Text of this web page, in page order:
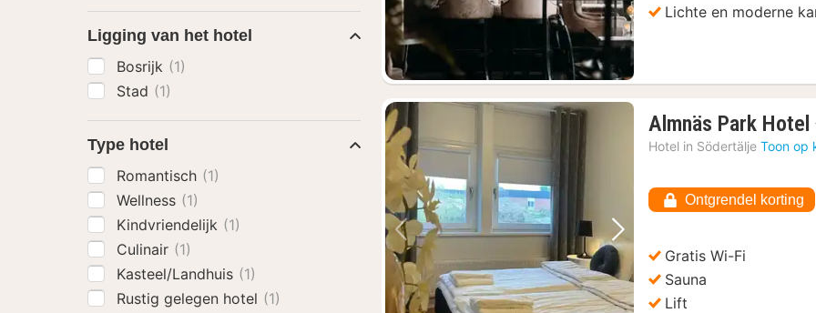
Lichte en moderne
Vorige foto Volgende foto
Almnäs Park Hotel
€
Hotel in Södertälje Toon op
Ontgrendel korting
Gratis Wi-Fi
Sauna
Lift
Ligging van het hotel
Bosrijk (1)
Stad (1)
Type hotel
Romantisch (1)
Wellness (1)
Kindvriendelijk (1)
Culinair (1)
Kasteel/Landhuis (1)
Rustig gelegen hotel (1)